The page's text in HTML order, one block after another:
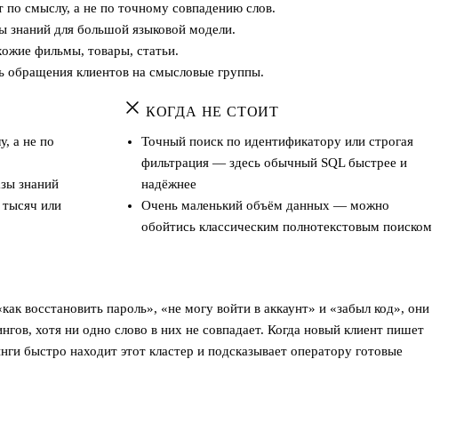
смыслу, а не по точному совпадению слов.
для большой языковой модели.
фильмы, товары, статьи.
обращения клиентов на смысловые группы.
а не по
знаний
или
КОГДА НЕ СТОИТ
Точный поиск по идентификатору или строгая
фильтрация — здесь обычный SQL быстрее и
надёжнее
Очень маленький объём данных — можно
обойтись классическим полнотекстовым поиском
восстановить пароль», «не могу войти в аккаунт» и «забыл код», они
хотя ни одно слово в них не совпадает. Когда новый клиент пишет
быстро находит этот кластер и подсказывает оператору готовые